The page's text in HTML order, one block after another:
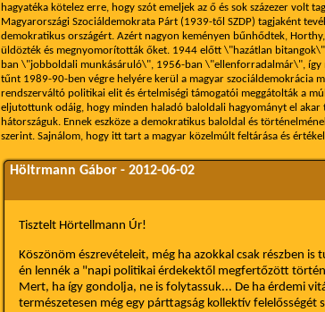
hagyatéka kötelez erre, hogy szót emeljek az ő és sok százezer volt
Magyarországi Szociáldemokrata Párt (1939-től SZDP) tagjaként
demokratikus országért. Azért nagyon keményen bűnhődtek,
üldözték és megnyomorították őket. 1944 előtt \"hazátlan
ban \"jobboldali munkásáruló\", 1956-ban \"ellenforradalmár\", így
tűnt 1989-90-ben végre helyére kerül a magyar szociáldemokrácia
rendszerváltó politikai elit és értelmiségi támogatói meggátolták a
eljutottunk odáig, hogy minden haladó baloldali hagyományt el akar
hátországuk. Ennek eszköze a demokratikus baloldal és
szerint. Sajnálom, hogy itt tart a magyar közelmúlt feltárása és
Höltrmann Gábor - 2012-06-02
Tisztelt Hörtellmann Úr!
Köszönöm észrevételeit, még ha azokkal csak részben is
én lennék a "napi politikai érdekektől megfertőzött
Mert, ha így gondolja, ne is folytassuk... De ha érdemi
természetesen még egy párttagság kollektív felelősségét